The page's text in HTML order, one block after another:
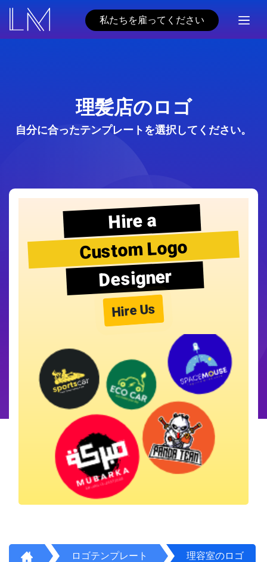
私たちを雇ってください
理髪店のロゴ
自分に合ったテンプレートを選択してください。
Hire a
Custom Logo
Designer
Hire Us
ロゴテンプレート 理容室のロゴ